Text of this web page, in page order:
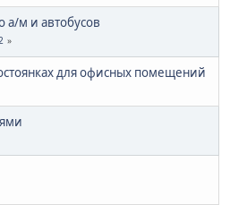
а/м и автобусов
для офисных помещений